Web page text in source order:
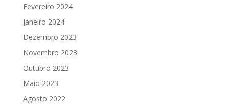
Fevereiro 2024
Janeiro 2024
Dezembro 2023
Novembro 2023
Outubro 2023
Maio 2023
Agosto 2022